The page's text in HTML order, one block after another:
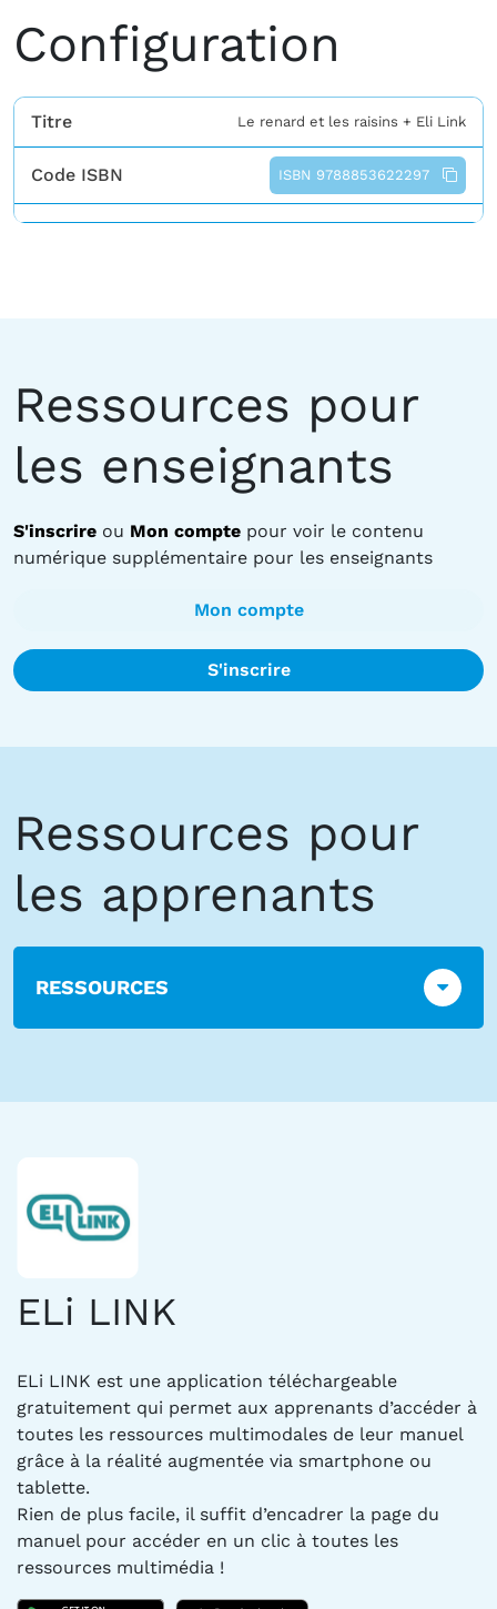
Configuration
Titre Le renard et les raisins + Eli Link
Code ISBN ISBN 9788853622297
Ressources pour
les enseignants
S'inscrire ou Mon compte pour voir le contenu
numérique supplémentaire pour les enseignants
Mon compte
S'inscrire
Ressources pour
les apprenants
RESSOURCES
ELi LINK
ELi LINK est une application téléchargeable
gratuitement qui permet aux apprenants d’accéder à
toutes les ressources multimodales de leur manuel
grâce à la réalité augmentée via smartphone ou
tablette.
Rien de plus facile, il suffit d’encadrer la page du
manuel pour accéder en un clic à toutes les
ressources multimédia !